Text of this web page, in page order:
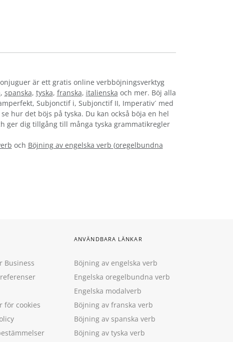
är ett gratis online verbböjningsverktyg
, spanska, tyska, franska, italienska och mer. Böj alla
Subjonctif i, Subjonctif II, Imperativ´ med
hur det böjs på tyska. Du kan också böja en hel
ger dig tillgång till många tyska grammatikregler
och Böjning av engelska verb (oregelbundna
Business
för cookies
ANVÄNDBARA LÄNKAR
Böjning av engelska verb
Engelska oregelbundna verb
Engelska modalverb
Böjning av franska verb
Böjning av spanska verb
Böjning av tyska verb